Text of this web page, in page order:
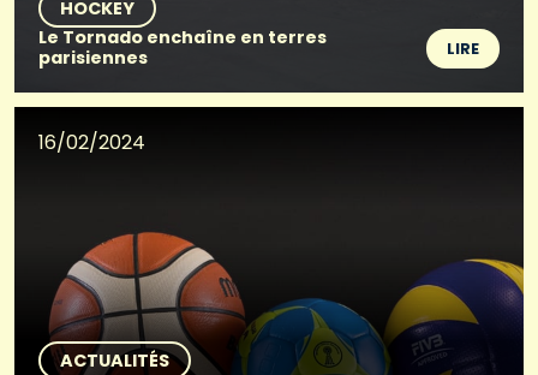
HOCKEY
Le Tornado enchaîne en terres
parisiennes
LIRE
16/02/2024
ACTUALITÉS